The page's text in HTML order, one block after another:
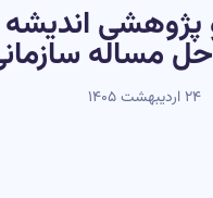
اندیشه
مساله
۲۴ اردیبهشت ۱۴۰۵